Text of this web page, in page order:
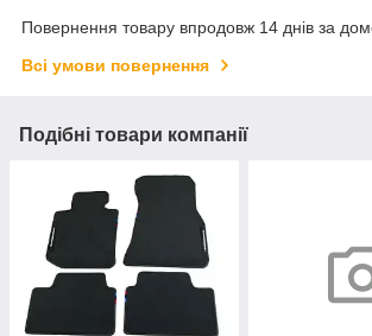
Повернення товару впродовж 14 днів за
Всі умови повернення
Подібні товари компанії